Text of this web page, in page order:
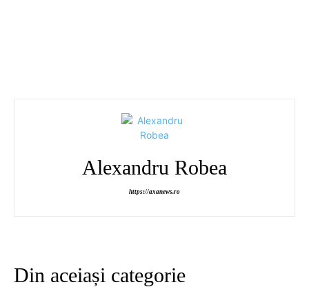
Alexandru Robea
https://axanews.ro
Din aceiași categorie